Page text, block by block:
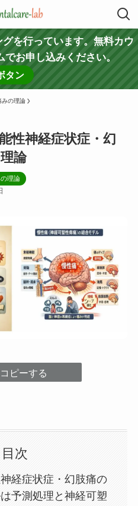
を行っています。無料カウ
お申し込みください。
タン
みの理論
性神経症状症・幻
論
理論
ピーする
目次
経症状症・幻肢痛の
予測処理と神経可塑